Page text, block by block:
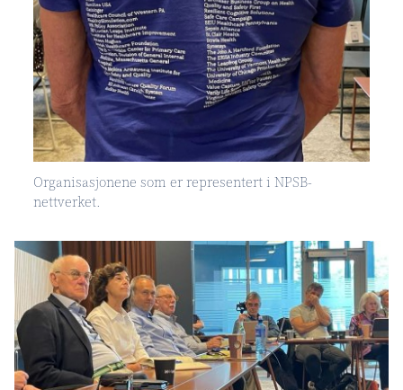
Organisasjonene som er representert i NPSB-
nettverket.